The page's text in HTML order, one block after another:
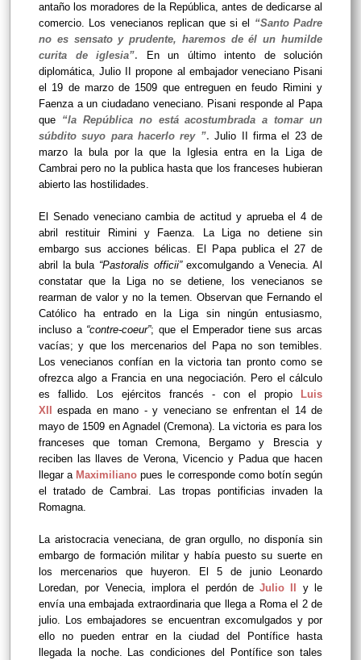
antaño los moradores de la República, antes de dedicarse al
comercio. Los venecianos replican que si el “Santo Padre
no es sensato y prudente, haremos de él un humilde
curita de iglesia”. En un último intento de solución
diplomática, Julio II propone al embajador veneciano Pisani
el 19 de marzo de 1509 que entreguen en feudo Rimini y
Faenza a un ciudadano veneciano. Pisani responde al Papa
que “la República no está acostumbrada a tomar un
súbdito suyo para hacerlo rey ”. Julio II firma el 23 de
marzo la bula por la que la Iglesia entra en la Liga de
Cambrai pero no la publica hasta que los franceses hubieran
abierto las hostilidades.
El Senado veneciano cambia de actitud y aprueba el 4 de
abril restituir Rimini y Faenza. La Liga no detiene sin
embargo sus acciones bélicas. El Papa publica el 27 de
abril la bula “Pastoralis officii”excomulgando a Venecia. Al
constatar que la Liga no se detiene, los venecianos se
rearman de valor y no la temen. Observan que Fernando el
Católico ha entrado en la Liga sin ningún entusiasmo,
incluso a “contre-coeur”; que el Emperador tiene sus arcas
vacías; y que los mercenarios del Papa no son temibles.
Los venecianos confían en la victoria tan pronto como se
ofrezca algo a Francia en una negociación. Pero el cálculo
es fallido. Los ejércitos francés - con el propio
Luis
XII
espada en mano - y veneciano se enfrentan el 14 de
mayo de 1509 en Agnadel (Cremona). La victoria es para los
franceses que toman Cremona, Bergamo y Brescia y
reciben las llaves de Verona, Vicencio y Padua que hacen
llegar a Maximiliano pues le corresponde como botín según
el tratado de Cambrai. Las tropas pontificias invaden la
Romagna.
La aristocracia veneciana, de gran orgullo, no disponía sin
embargo de formación militar y había puesto su suerte en
los mercenarios que huyeron. El 5 de junio Leonardo
Loredan, por Venecia, implora el perdón deJulio II
y le
envía una embajada extraordinaria que llega a Roma el 2 de
julio. Los embajadores se encuentran excomulgados y por
ello no pueden entrar en la ciudad del Pontífice hasta
llegada la noche. Las condiciones del Pontífice son tales